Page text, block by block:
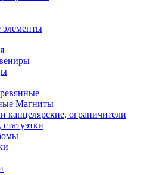
элементы
Магниты
канцелярские, ограничители